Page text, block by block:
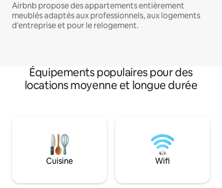
Airbnb propose des appartements entièrement
meublés adaptés aux professionnels, aux logements
d'entreprise et pour le relogement.
Équipements populaires pour des
locations moyenne et longue durée
Cuisine Wifi